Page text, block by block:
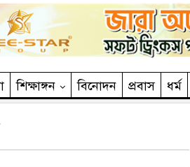
শিক্ষাঙ্গন বিনোদন প্রবাস ধর্ম